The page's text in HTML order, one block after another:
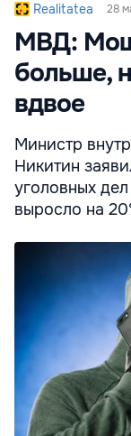
Realitatea 28
МВД:
больше,
вдвое
Министр
Никитин
уголовных
выросло на